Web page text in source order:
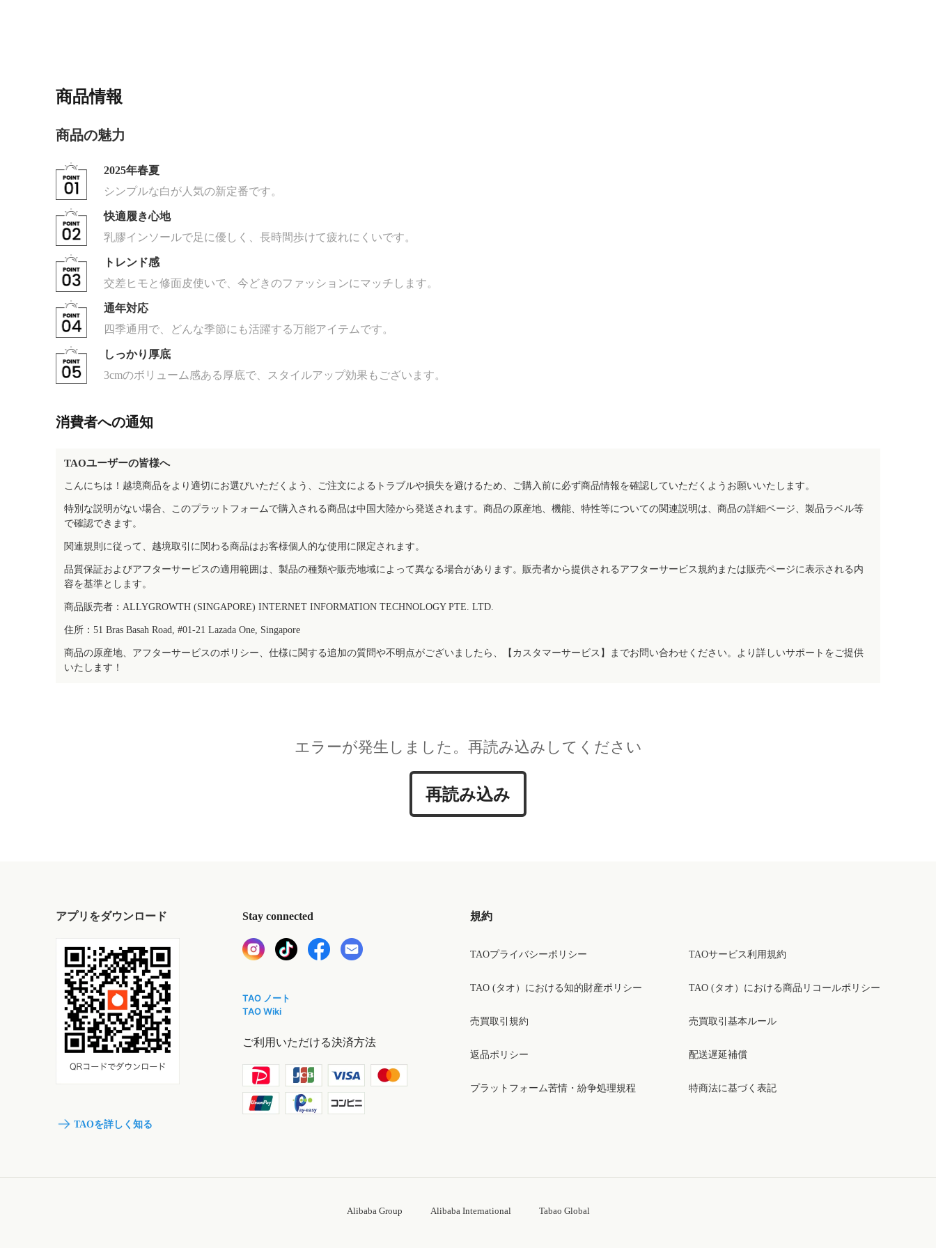
商品情報
商品の魅力
2025年春夏
シンプルな白が人気の新定番です。
快適履き心地
乳膠インソールで足に優しく、長時間歩けて疲れにくいです。
トレンド感
交差ヒモと修面皮使いで、今どきのファッションにマッチします。
通年対応
四季通用で、どんな季節にも活躍する万能アイテムです。
しっかり厚底
3cmのボリューム感ある厚底で、スタイルアップ効果もございます。
消費者への通知
TAOユーザーの皆様へ
こんにちは！越境商品をより適切にお選びいただくよう、ご注文によるトラブルや損失を避けるため、ご購入前に必ず商品情報を確認していただくようお願いいたします。
特別な説明がない場合、このプラットフォームで購入される商品は中国大陸から発送されます。商品の原産地、機能、特性等についての関連説明は、商品の詳細ページ、製品ラベル等
で確認できます。
関連規則に従って、越境取引に関わる商品はお客様個人的な使用に限定されます。
品質保証およびアフターサービスの適用範囲は、製品の種類や販売地域によって異なる場合があります。販売者から提供されるアフターサービス規約または販売ページに表示される内
容を基準とします。
商品販売者：ALLYGROWTH (SINGAPORE) INTERNET INFORMATION TECHNOLOGY PTE. LTD.
住所：51 Bras Basah Road, #01-21 Lazada One, Singapore
商品の原産地、アフターサービスのポリシー、仕様に関する追加の質問や不明点がございましたら、【カスタマーサービス】までお問い合わせください。より詳しいサポートをご提供
いたします！
エラーが発生しました。再読み込みしてください
再読み込み
アプリをダウンロード
TAOを詳しく知る
Stay connected
TAO ノート
TAO Wiki
ご利用いただける決済方法
規約
TAOプライバシーポリシー
TAO (タオ）における知的財産ポリシー
売買取引規約
返品ポリシー
プラットフォーム苦情・紛争処理規程
TAOサービス利用規約
TAO (タオ）における商品リコールポリシー
売買取引基本ルール
配送遅延補償
特商法に基づく表記
Alibaba Group Alibaba International Tabao Global